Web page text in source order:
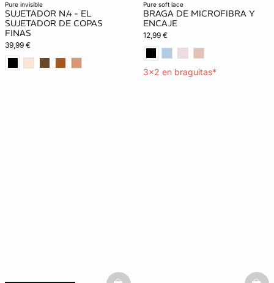
pure invisible
SUJETADOR N.4 - EL
SUJETADOR DE COPAS
FINAS
39,99 €
pure soft lace
BRAGA DE MICROFIBRA Y
ENCAJE
12,99 €
3x2 en braguitas*